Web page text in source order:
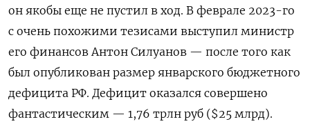
он якобы еще не пустил в ход. В феврале 2023-го
с очень похожими тезисами выступил министр
его финансов Антон Силуанов — после того как
был опубликован размер январского бюджетного
дефицита РФ. Дефицит оказался совершено
фантастическим — 1,76 трлн руб ($25 млрд).